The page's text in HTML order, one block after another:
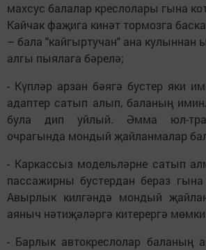
махсус балалар креслолары гына
Кайчак фаҗига кинәт тормозга
– бала "кайгыртучан" ана кулыннан
алгы пыялага бәрелә;
- Күпләр арзан бәягә бустер яки
адаптер сатып алып, баланың
була дип уйлый. Әмма юл-
очрагында мондый җайланмалар
- Каркассыз модельләрне сатып
пассажирны бустердан бераз
Авырлык килгәндә мондый
аяныч нәтиҗәләргә китерергә
- Барлык автокреслолар баланың